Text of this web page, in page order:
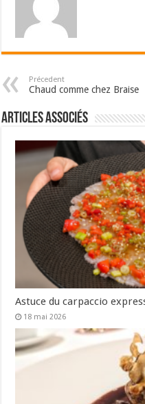
Précedent
Chaud comme chez Braise
Articles associés
Astuce du carpaccio
18 mai 2026